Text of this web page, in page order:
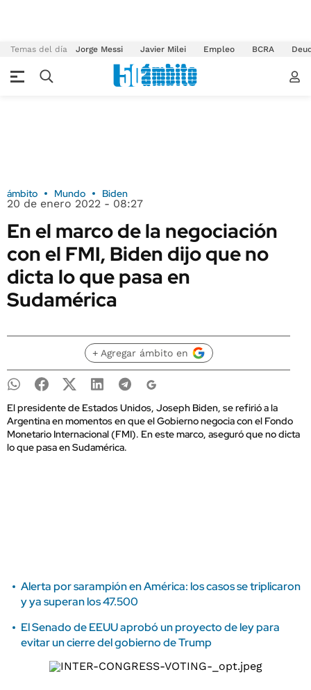
Temas del día Jorge Messi Javier Milei Empleo BCRA
ámbito Mundo Biden
20 de enero 2022 - 08:27
En el marco de la negociación
con el FMI, Biden dijo que no
dicta lo que pasa en
Sudamérica
+ Agregar ámbito en
El presidente de Estados Unidos, Joseph Biden, se refirió a la
Argentina en momentos en que el Gobierno negocia con el Fondo
Monetario Internacional (FMI). En este marco, aseguró que no dicta
lo que pasa en Sudamérica.
Alerta por sarampión en América: los casos se triplicaron
y ya superan los 47.500
El Senado de EEUU aprobó un proyecto de ley para
evitar un cierre del gobierno de Trump